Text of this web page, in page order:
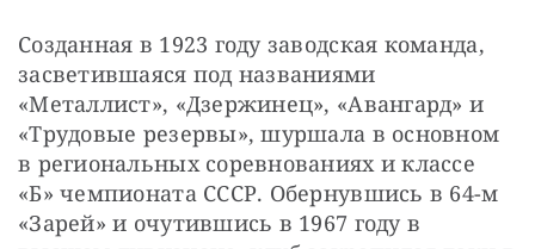
Созданная в 1923 году заводская команда,
засветившаяся под названиями
«Металлист», «Дзержинец», «Авангард» и
«Трудовые резервы», шуршала в основном
в региональных соревнованиях и классе
«Б» чемпионата СССР. Обернувшись в 64-м
«Зарей» и очутившись в 1967 году в